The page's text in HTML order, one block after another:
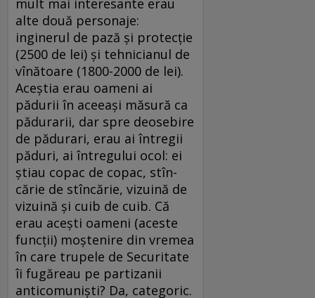
mult mai interesante erau
alte două personaje:
inginerul de pază și protecție
(2500 de lei) și tehnicianul de
vînătoare (1800-2000 de lei).
Aceștia erau oameni ai
pădurii în aceeași măsură ca
pădurarii, dar spre deosebire
de pădurari, erau ai întregii
păduri, ai întregului ocol: ei
știau copac de copac, stîn­
cărie de stîncărie, vizuină de
vizuină și cuib de cuib. Că
erau acești oameni (aceste
funcții) moștenire din vremea
în care trupele de Securitate
îi fugăreau pe partizanii
anticomuniști? Da, categoric.